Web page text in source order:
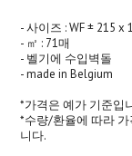
- 사이즈 : WF ± 215 x
- ㎡ : 71매
- 벨기에 수입벽돌
- made in Belgium
*가격은 예가 기준입
*수량/환율에 따라
니다.